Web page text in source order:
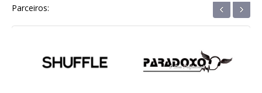
Parceiros: ‹ ›